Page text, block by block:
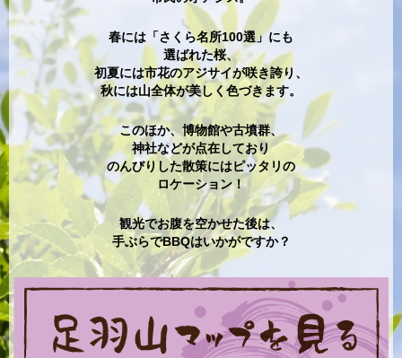
春には「さくら名所100選」にも
選ばれた桜、
初夏には市花のアジサイが咲き誇り、
秋には山全体が美しく色づきます。
このほか、博物館や古墳群、
神社などが点在しており
のんびりした散策にはピッタリの
ロケーション！
観光でお腹を空かせた後は、
手ぶらでBBQはいかがですか？